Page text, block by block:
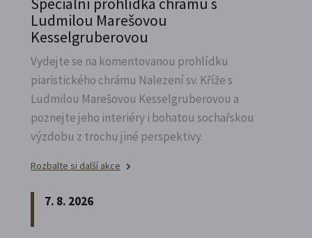
Ludmilou Marešovou
Kesselgruberovou
Vydejte se na komentovanou prohlídku
piaristického chrámu Nalezení sv. Kříže s
Ludmilou Marešovou Kesselgruberovou a
poznejte jeho interiéry i bohatou sochařskou
výzdobu z trochu jiné perspektivy.
Rozbalte si další akce
7. 8. 2026